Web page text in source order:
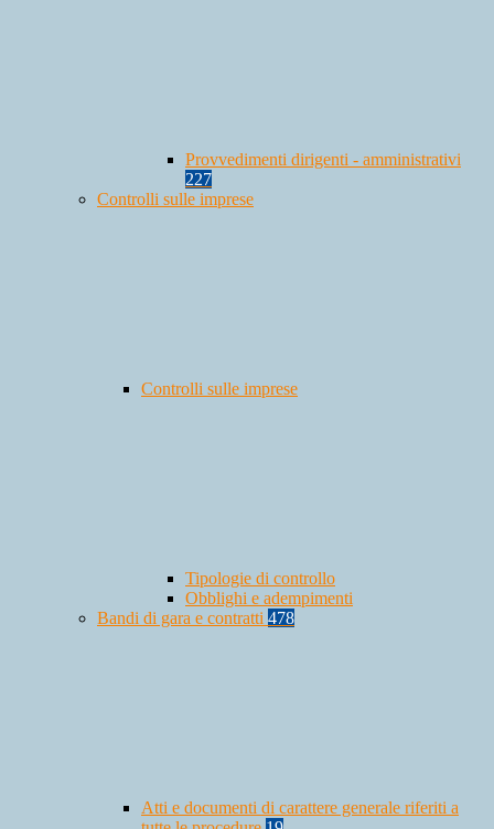
Provvedimenti dirigenti - amministrativi
227
Controlli sulle imprese
Controlli sulle imprese
Tipologie di controllo
Obblighi e adempimenti
Bandi di gara e contratti 478
Atti e documenti di carattere generale riferiti a